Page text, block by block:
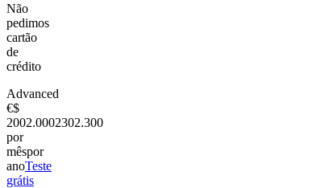
Não
pedimos
cartão
de
crédito
Advanced
€$
2002.0002302.300
por
mêspor
anoTeste
grátis